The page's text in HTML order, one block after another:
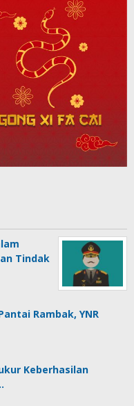
Tindak
Rambak, YNR
Keberhasilan